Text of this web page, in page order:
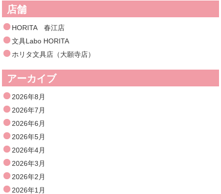
店舗
HORITA 春江店
文具Labo HORITA
ホリタ文具店（大願寺店）
アーカイブ
2026年8月
2026年7月
2026年6月
2026年5月
2026年4月
2026年3月
2026年2月
2026年1月